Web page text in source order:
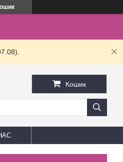
Кошик